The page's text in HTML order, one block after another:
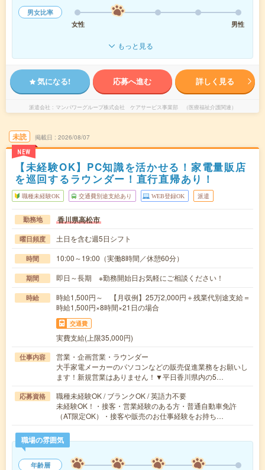
男女比率
女性
男性
もっと見る
気になる! 応募へ進む 詳しく見る
派遣会社 マンパワーグループ株式会社 ケアサービス事業部 （医療福祉介護関連）
未読
NEW
掲載日 2026/08/07
【未経験OK】PC知識を活かせる！家電量販店
を巡回するラウンダー！直行直帰あり！
職種未経験OK 交通費別途支給あり WEB登録OK 派遣
勤務地 香川県高松市
曜日頻度 土日を含む週5日シフト
時間 10:00～19:00（実働8時間／休憩60分）
期間 即日～長期 ※勤務開始日お気軽にご相談ください！
時給
時給1,500円～ 【月収例】25万2,000円＋残業代別途支給＝
時給1,500円×8時間×21日の場合
交通費
実費支給(上限35,000円)
仕事内容
営業・企画営業・ラウンダー
大手家電メーカーのパソコンなどの販売促進業務をお願いし
ます！新規営業はありません！▼平日香川県内の5…
応募資格
職種未経験OK / ブランクOK / 英語力不要
未経験OK！・接客・営業経験のある方・普通自動車免許
（AT限定OK）・接客や販売のお仕事経験をお持ち…
職場の雰囲気
年齢層